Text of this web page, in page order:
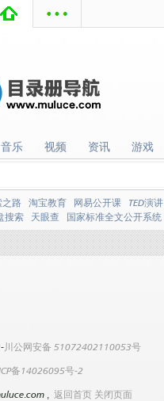
音乐
音乐 视频
视频 资讯
资讯 游戏
游戏
之路 淘宝教育 网易公开课 TED演讲
搜索 天眼查 国家标准全文公开系统
-川公网安备 51072402110053号
备14026095号-2
, 返回首页 关闭页面